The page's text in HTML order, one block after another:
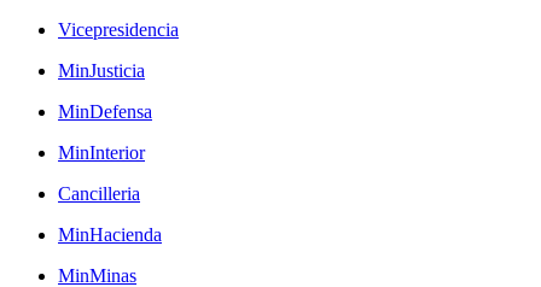
Vicepresidencia
MinJusticia
MinDefensa
MinInterior
Cancilleria
MinHacienda
MinMinas